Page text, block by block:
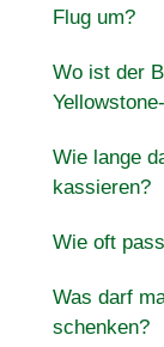
Flug um?
Wo ist der
Wie lange
kassieren?
Wie oft
Was darf
schenken?